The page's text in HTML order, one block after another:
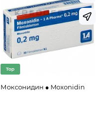
Top
Моксонидин ● Moxonidin